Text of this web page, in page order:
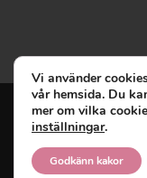
innehar
Vi använder
vår hemsida. Du
mer om vilka
inställningar.
Godkänn kakor